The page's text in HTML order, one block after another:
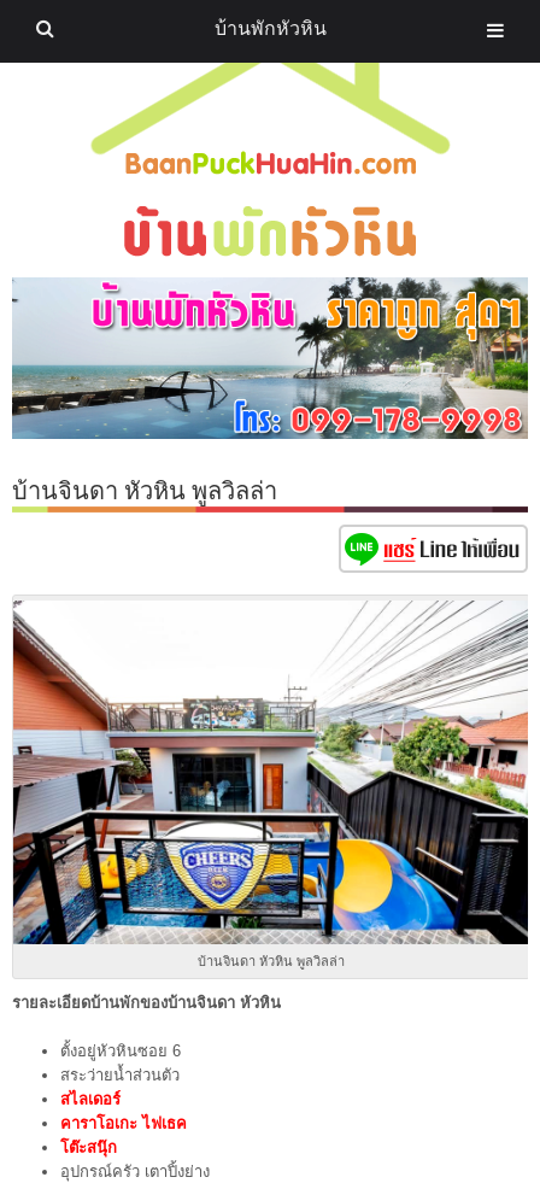
บ้านจินดา หัวหิน พูลวิลล่า
บ้านจินดา หัวหิน พูลวิลล่า
รายละเอียดบ้านพักของบ้านจินดา หัวหิน
ตั้งอยู่หัวหินซอย 6
สระว่ายน้ำส่วนตัว
สไลเดอร์
คาราโอเกะ ไฟเธค
โต๊ะสนุ๊ก
อุปกรณ์ครัว เตาปิ้งย่าง
บ้านพักหัวหิน